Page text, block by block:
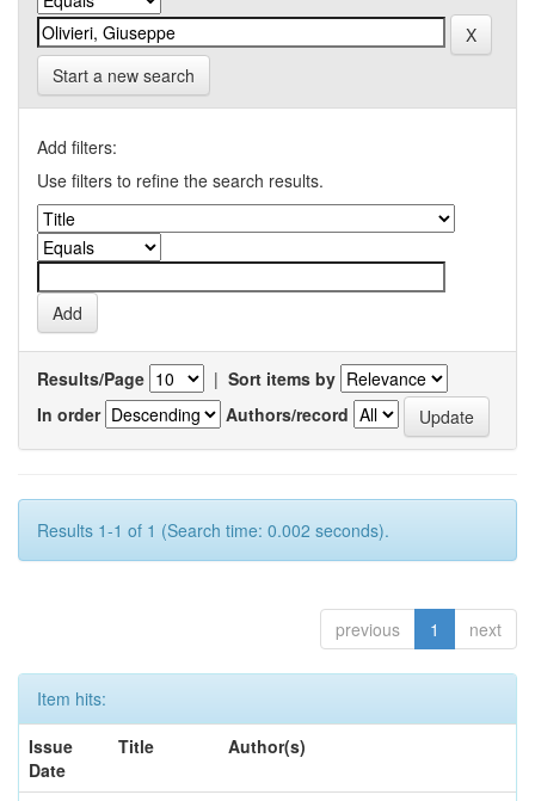
Start a new search
Add filters:
Use filters to refine the search results.
Results/Page | Sort items by
In order
Authors/record
Results 1-1 of 1 (Search time: 0.002 seconds).
previous 1 next
Item hits:
Issue
Date
Title Author(s)